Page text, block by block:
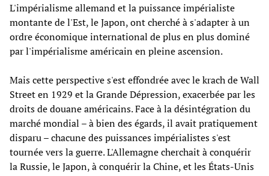
L'impérialisme allemand et la puissance impérialiste
montante de l'Est, le Japon, ont cherché à s'adapter à un
ordre économique international de plus en plus dominé
par l'impérialisme américain en pleine ascension.
Mais cette perspective s'est effondrée avec le krach de Wall
Street en 1929 et la Grande Dépression, exacerbée par les
droits de douane américains. Face à la désintégration du
marché mondial – à bien des égards, il avait pratiquement
disparu – chacune des puissances impérialistes s'est
tournée vers la guerre. L'Allemagne cherchait à conquérir
la Russie, le Japon, à conquérir la Chine, et les États-Unis